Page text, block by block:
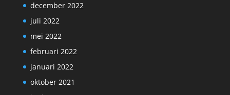
december 2022
juli 2022
mei 2022
februari 2022
januari 2022
oktober 2021